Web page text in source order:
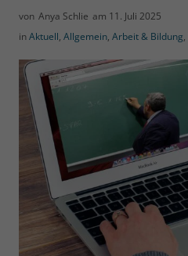
von Anya Schlie am 11. Juli 2025
inAktuell, Allgemein, Arbeit & Bildung,